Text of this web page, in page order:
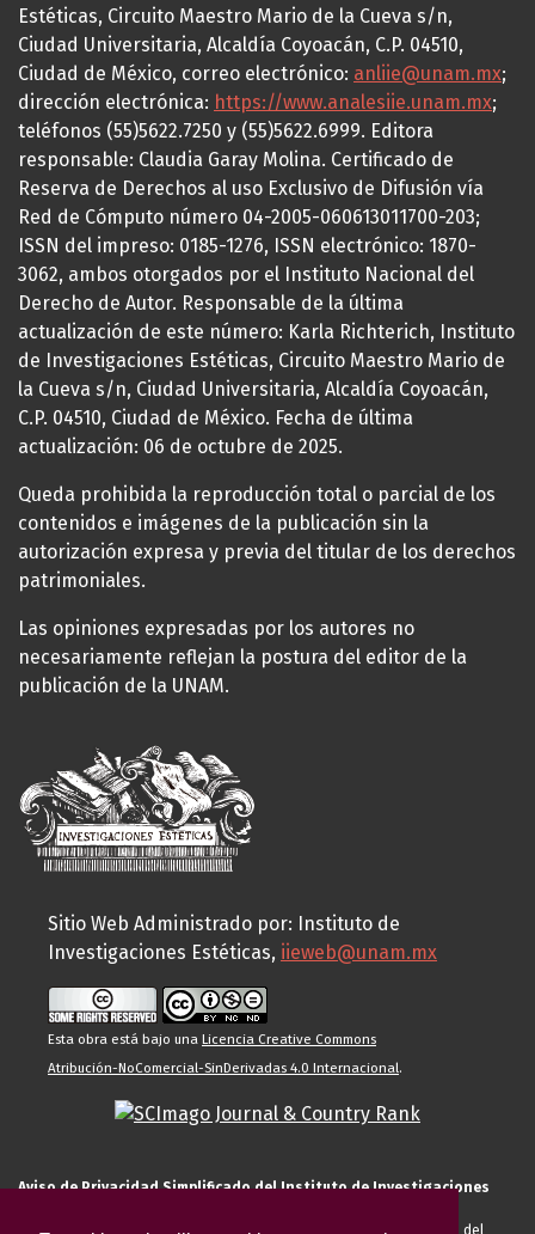
Estéticas, Circuito Maestro Mario de la Cueva s/n,
Ciudad Universitaria, Alcaldía Coyoacán, C.P. 04510,
Ciudad de México, correo electrónico: anliie@unam.mx;
dirección electrónica: https://www.analesiie.unam.mx;
teléfonos (55)5622.7250 y (55)5622.6999. Editora
responsable: Claudia Garay Molina. Certificado de
Reserva de Derechos al uso Exclusivo de Difusión vía
Red de Cómputo número 04-2005-060613011700-203;
ISSN del impreso: 0185-1276, ISSN electrónico: 1870-
3062, ambos otorgados por el Instituto Nacional del
Derecho de Autor. Responsable de la última
actualización de este número: Karla Richterich, Instituto
de Investigaciones Estéticas, Circuito Maestro Mario de
la Cueva s/n, Ciudad Universitaria, Alcaldía Coyoacán,
C.P. 04510, Ciudad de México. Fecha de última
actualización: 06 de octubre de 2025.
Queda prohibida la reproducción total o parcial de los
contenidos e imágenes de la publicación sin la
autorización expresa y previa del titular de los derechos
patrimoniales.
Las opiniones expresadas por los autores no
necesariamente reflejan la postura del editor de la
publicación de la UNAM.
Sitio Web Administrado por: Instituto de
Investigaciones Estéticas, iieweb@unam.mx
Esta obra está bajo una Licencia Creative Commons
Atribución-NoComercial-SinDerivadas 4.0 Internacional.
Aviso de Privacidad Simplificado del Instituto de Investigaciones